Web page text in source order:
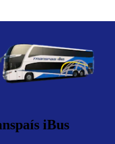
iBus